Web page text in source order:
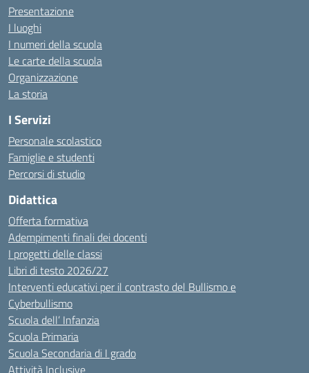
Presentazione
I luoghi
I numeri della scuola
Le carte della scuola
Organizzazione
La storia
I Servizi
Personale scolastico
Famiglie e studenti
Percorsi di studio
Didattica
Offerta formativa
Adempimenti finali dei docenti
I progetti delle classi
Libri di testo 2026/27
Interventi educativi per il contrasto del Bullismo e
Cyberbullismo
Scuola dell’ Infanzia
Scuola Primaria
Scuola Secondaria di I grado
Attività Inclusive